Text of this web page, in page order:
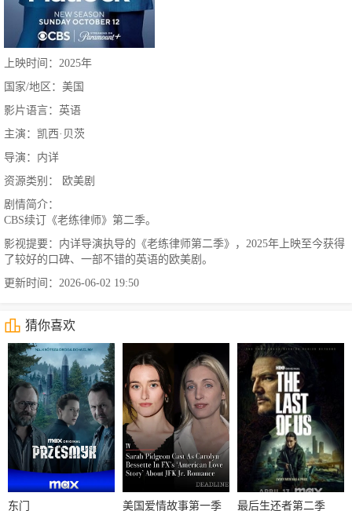
上映时间：2025年
国家/地区：美国
影片语言：英语
主演：凯西·贝茨
导演：内详
资源类别： 欧美剧
剧情简介：
CBS续订《老练律师》第二季。
影视提要：内详导演执导的《老练律师第二季》，2025年上映至今获得
了较好的口碑、一部不错的英语的欧美剧。
更新时间：2026-06-02 19:50
猜你喜欢
东门 美国爱情故事第一季 最后生还者第二季